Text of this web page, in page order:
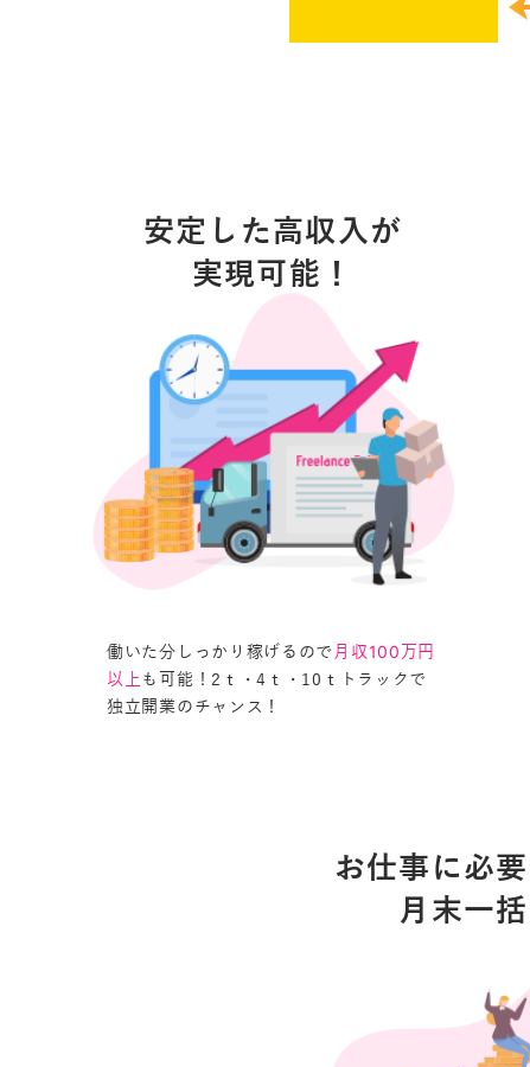
安定した高収入が
実現可能！
働いた分しっかり稼げるので月収100万円
以上 も可能！2ｔ・4ｔ・10ｔトラックで
独立開業のチャンス！
お仕事に必
月末一